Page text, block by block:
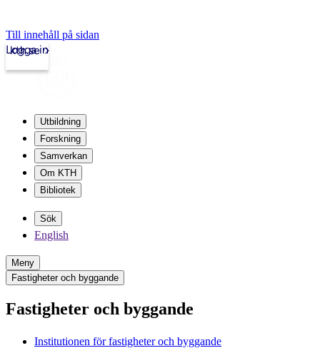
Till innehåll på sidan
kth.se
Logga in
Utbildning
Forskning
Samverkan
Om KTH
Bibliotek
Sök
English
Meny
Fastigheter och byggande
Fastigheter och byggande
Institutionen för fastigheter och byggande